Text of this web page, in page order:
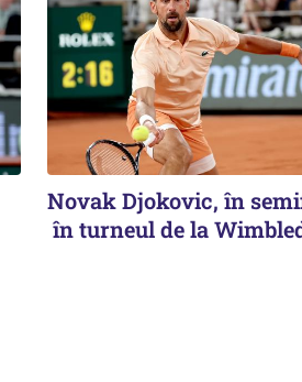
Novak Djokovic, în
în turneul de la